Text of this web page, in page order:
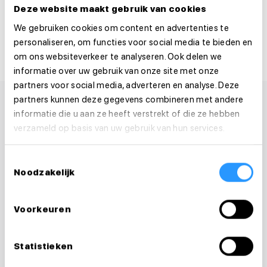
Deze website maakt gebruik van cookies
We gebruiken cookies om content en advertenties te
personaliseren, om functies voor social media te bieden en
om ons websiteverkeer te analyseren. Ook delen we
informatie over uw gebruik van onze site met onze
partners voor social media, adverteren en analyse. Deze
partners kunnen deze gegevens combineren met andere
informatie die u aan ze heeft verstrekt of die ze hebben
verzameld op basis van uw gebruik van hun services.
Noodzakelijk
Voorkeuren
Statistieken